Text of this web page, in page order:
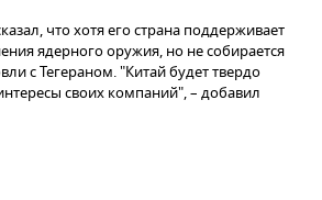
что хотя его страна поддерживает
ядерного оружия, но не собирается
с Тегераном. "Китай будет твердо
своих компаний", – добавил